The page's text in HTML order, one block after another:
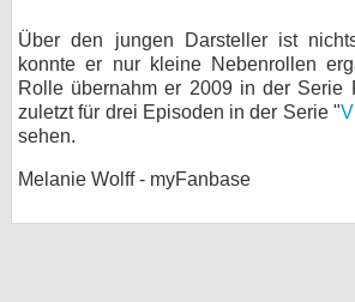
Über den jungen Darsteller ist
konnte er nur kleine Nebenrollen
Rolle übernahm er 2009 in der Serie
zuletzt für drei Episoden in der Serie "
sehen.
Melanie Wolff - myFanbase
KULTUR
Specials
SERVICE